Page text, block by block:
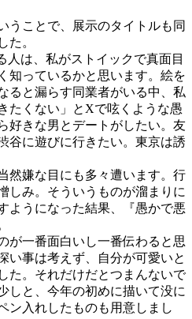
うことで、展示のタイトルも同
た。
人は、私がストイックで真面目
知っているかと思います。絵を
ると漏らす同業者がいる中、私
たくない」とXで呟くような愚
好きな男とデートがしたい。友
谷に遊びに行きたい。東京は誘
然嫌な目にも多々遭います。行
しみ。そういうものが溜まりに
ようになった結果、『愚かで悪
が一番面白いし一番伝わると思
い事は考えず、自分が可愛いと
た。それだけだとつまんないで
しと、今年の初めに描いて没に
ン入れしたものも用意しまし